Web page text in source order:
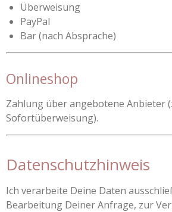
Überweisung
PayPal
Bar (nach Absprache)
Onlineshop
Zahlung über angebotene Anbieter
Sofortüberweisung).
Datenschutzhinweis
Ich verarbeite Deine Daten
Bearbeitung Deiner Anfrage, zur